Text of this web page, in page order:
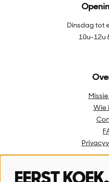
Dinsdag tot
10u-12u
Wie